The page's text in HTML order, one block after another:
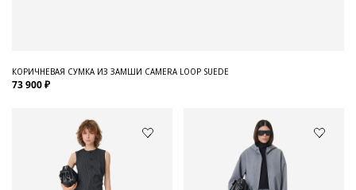
КОРИЧНЕВАЯ СУМКА ИЗ ЗАМШИ CAMERA LOOP SUEDE
73 900 ₽